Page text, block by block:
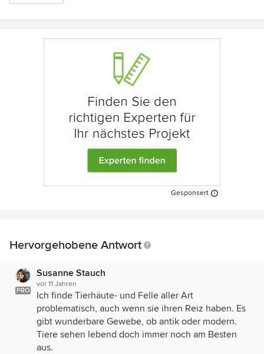
Gesponsert
Hervorgehobene Antwort
PRO
Susanne Stauch
vor 11 Jahren
Ich finde Tierhäute- und Felle aller Art
problematisch, auch wenn sie ihren Reiz haben. Es
gibt wunderbare Gewebe, ob antik oder modern.
Tiere sehen lebend doch immer noch am Besten
aus.